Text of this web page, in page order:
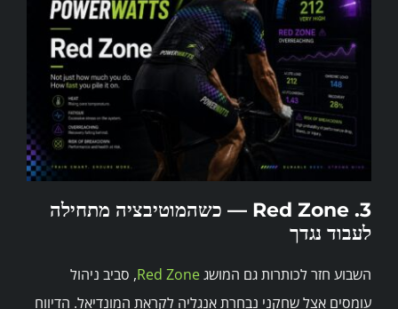
3. Red Zone — כשהמוטיבציה מתחילה
לעבוד נגדך
השבוע חזר לכותרות גם המושגRed Zone, סביב ניהול
עומסים אצל שחקני נבחרת אנגליה לקראת המונדיאל. הדיווח